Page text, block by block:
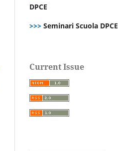
DPCE
>>> Seminari Scuola DPCE
Current Issue